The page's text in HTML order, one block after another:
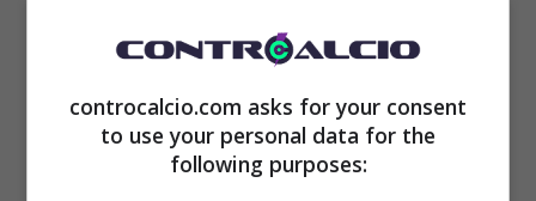
difesa. Qui Spalletti ha garanzie come i
difensori dell’Inter Acerbi, Bastoni e Darmian
controcalcio.com asks for your consent
to use your personal data for the
following purposes: